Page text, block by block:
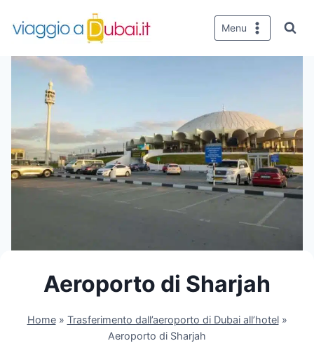
Menu
Aeroporto di Sharjah
Home» Trasferimento dall’aeroporto di Dubai all’hotel»
Aeroporto di Sharjah